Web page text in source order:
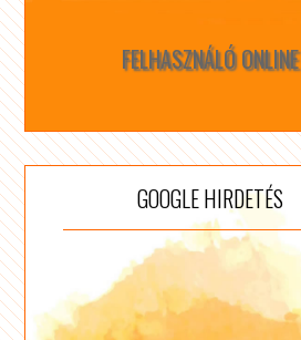
FELHASZNÁLÓ ONLINE
GOOGLE HIRDETÉS